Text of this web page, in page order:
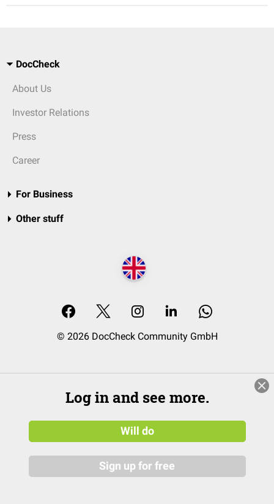
DocCheck
About Us
Investor Relations
Press
Career
For Business
Other stuff
© 2026 DocCheck Community GmbH
Log in and see more.
Will do
Sign up for free